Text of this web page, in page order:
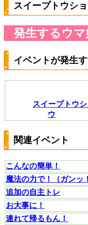
スイープトウシ
発生するウ
イベントが発生
スイープトウシ
ウ
関連イベント
こんなの簡単！
魔法の力で！（ガンッ
追加の自主トレ
お大事に！
連れて帰るもん！